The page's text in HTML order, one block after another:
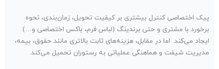
پیک اختصاصی کنترل بیشتری بر کیفیت تحویل، زمان‌بندی، نحوه
برخورد با مشتری و حتی برندینگ (لباس فرم، باکس اختصاصی و…)
ایجاد می‌کند. اما در مقابل، هزینه‌های ثابت بالاتری مانند حقوق، بیمه،
مدیریت شیفت و هماهنگی عملیاتی به رستوران تحمیل می‌کند.